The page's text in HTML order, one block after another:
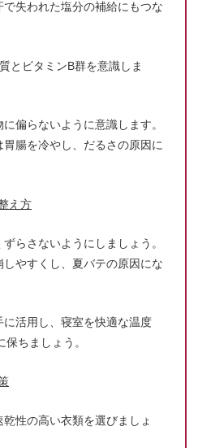
失われた塩分の補給にもつな
とビタミンB群を意識しま
偏らないように意識します。
胃腸を冷やし、だるさの原因に
え方
らさないようにしましょう。
しやすくし、夏バテの原因にな
に活用し、寝室を快適な温度
ちましょう。
乾性の高い衣類を選びましょ